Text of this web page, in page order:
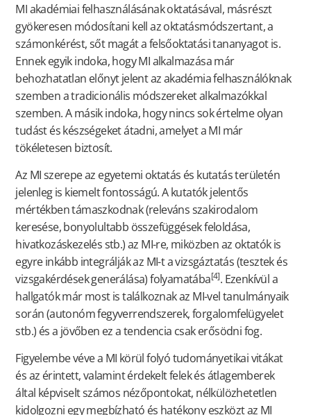
MI akadémiai felhasználásának oktatásával, másrészt
gyökeresen módosítani kell az oktatásmódszertant, a
számonkérést, sőt magát a felsőoktatási tananyagot is.
Ennek egyik indoka, hogy MI alkalmazása már
behozhatatlan előnyt jelent az akadémia felhasználóknak
szemben a tradicionális módszereket alkalmazókkal
szemben. A másik indoka, hogy nincs sok értelme olyan
tudást és készségeket átadni, amelyet a MI már
tökéletesen biztosít.
Az MI szerepe az egyetemi oktatás és kutatás területén
jelenleg is kiemelt fontosságú. A kutatók jelentős
mértékben támaszkodnak (releváns szakirodalom
keresése, bonyolultabb összefüggések feloldása,
hivatkozáskezelés stb.) az MI-re, miközben az oktatók is
egyre inkább integrálják az MI-t a vizsgáztatás (tesztek és
vizsgakérdések generálása) folyamatába[4]. Ezenkívül a
hallgatók már most is találkoznak az MI-vel tanulmányaik
során (autonóm fegyverrendszerek, forgalomfelügyelet
stb.) és a jövőben ez a tendencia csak erősödni fog.
Figyelembe véve a MI körül folyó tudományetikai vitákat
és az érintett, valamint érdekelt felek és átlagemberek
által képviselt számos nézőpontokat, nélkülözhetetlen
kidolgozni egy megbízható és hatékony eszközt az MI